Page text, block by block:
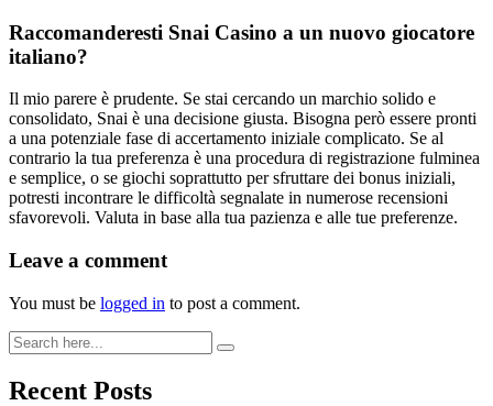
Raccomanderesti Snai Casino a un nuovo giocatore
italiano?
Il mio parere è prudente. Se stai cercando un marchio solido e
consolidato, Snai è una decisione giusta. Bisogna però essere pronti
a una potenziale fase di accertamento iniziale complicato. Se al
contrario la tua preferenza è una procedura di registrazione fulminea
e semplice, o se giochi soprattutto per sfruttare dei bonus iniziali,
potresti incontrare le difficoltà segnalate in numerose recensioni
sfavorevoli. Valuta in base alla tua pazienza e alle tue preferenze.
Leave a comment
You must be logged in to post a comment.
Recent Posts